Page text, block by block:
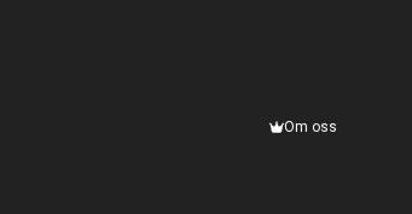
Om oss